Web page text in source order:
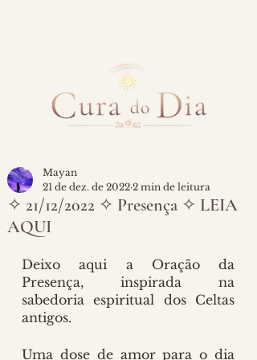
✧ 21/12/2022 ✧ Presença ✧ LEIA
AQUI
Mayan
21 de dez. de 2022 2 min de leitura
Deixo aqui a Oração da
Presença, inspirada na
sabedoria espiritual dos Celtas
antigos.
Uma dose de amor para o dia